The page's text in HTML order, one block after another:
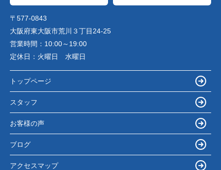
〒577-0843
大阪府東大阪市荒川３丁目24-25
営業時間： 10:00～19:00
定休日： 火曜日 水曜日
トップページ
スタッフ
お客様の声
ブログ
アクセスマップ